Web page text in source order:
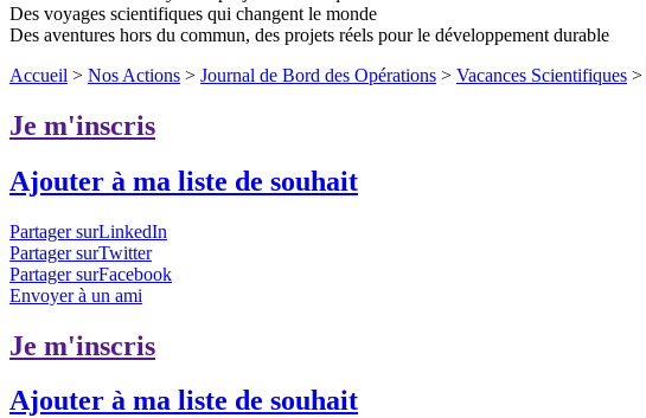
Des voyages scientifiques qui changent le monde
Des aventures hors du commun, des projets réels pour le développement durable
Accueil > Nos Actions > Journal de Bord des Opérations > Vacances Scientifiques >
Je m'inscris
Ajouter à ma liste de souhait
Partager surLinkedIn
Partager surTwitter
Partager surFacebook
Envoyer à un ami
Je m'inscris
Ajouter à ma liste de souhait